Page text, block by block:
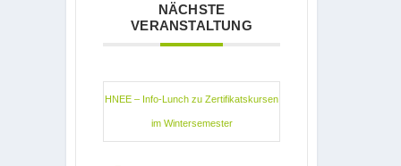
NÄCHSTE
VERANSTALTUNG
HNEE – Info-Lunch zu Zertifikatskursen
im Wintersemester